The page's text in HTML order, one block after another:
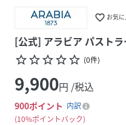
favorite_border お気
[公式] アラビア パスト
star_borderstar_borderstar_borderstar_borderstar_border (0件)
9,900円 /税込
900ポイント 内訳
10%ポイントバック